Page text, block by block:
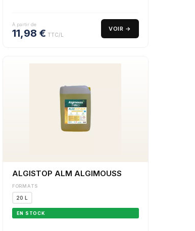
À partir de
11,98 € TTC/L
VOIR →
ALGISTOP ALM ALGIMOUSS
FORMATS
20 L
EN STOCK